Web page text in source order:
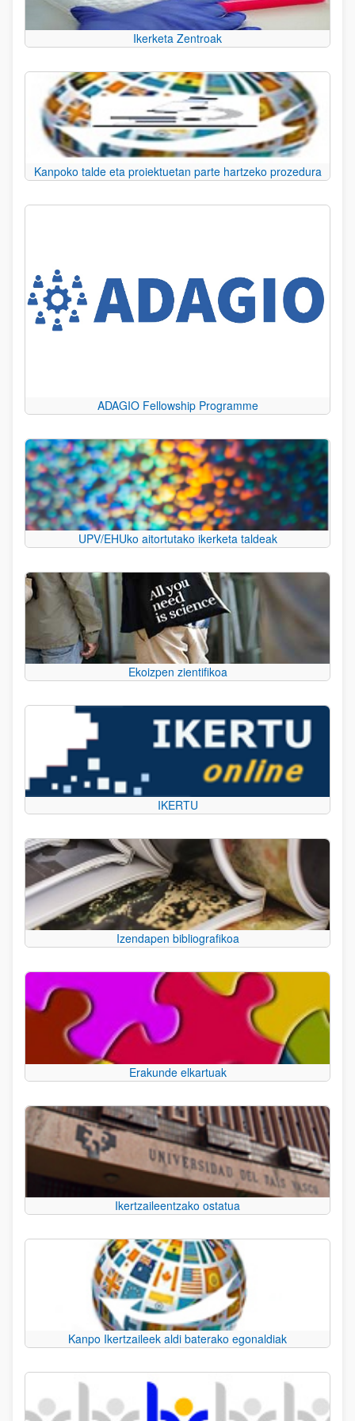
Ikerketa Zentroak
Kanpoko talde eta proiektuetan parte hartzeko prozedura
ADAGIO Fellowship Programme
UPV/EHUko aitortutako ikerketa taldeak
Ekoizpen zientifikoa
IKERTU
Izendapen bibliografikoa
Erakunde elkartuak
Ikertzaileentzako ostatua
Kanpo Ikertzaileek aldi baterako egonaldiak